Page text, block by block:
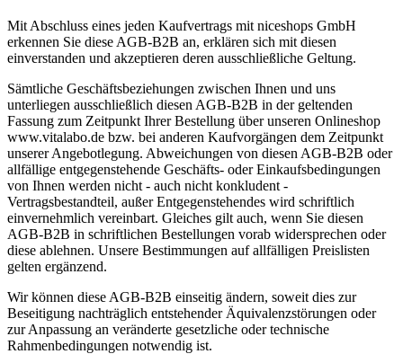
Mit Abschluss eines jeden Kaufvertrags mit niceshops GmbH
erkennen Sie diese AGB-B2B an, erklären sich mit diesen
einverstanden und akzeptieren deren ausschließliche Geltung.
Sämtliche Geschäftsbeziehungen zwischen Ihnen und uns
unterliegen ausschließlich diesen AGB-B2B in der geltenden
Fassung zum Zeitpunkt Ihrer Bestellung über unseren Onlineshop
www.vitalabo.de bzw. bei anderen Kaufvorgängen dem Zeitpunkt
unserer Angebotlegung. Abweichungen von diesen AGB-B2B oder
allfällige entgegenstehende Geschäfts- oder Einkaufsbedingungen
von Ihnen werden nicht - auch nicht konkludent -
Vertragsbestandteil, außer Entgegenstehendes wird schriftlich
einvernehmlich vereinbart. Gleiches gilt auch, wenn Sie diesen
AGB-B2B in schriftlichen Bestellungen vorab widersprechen oder
diese ablehnen. Unsere Bestimmungen auf allfälligen Preislisten
gelten ergänzend.
Wir können diese AGB-B2B einseitig ändern, soweit dies zur
Beseitigung nachträglich entstehender Äquivalenzstörungen oder
zur Anpassung an veränderte gesetzliche oder technische
Rahmenbedingungen notwendig ist.